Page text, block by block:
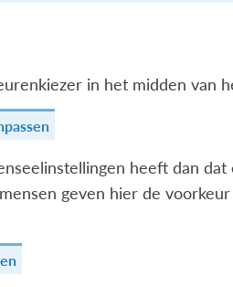
in het midden van
heeft dan
geven hier de